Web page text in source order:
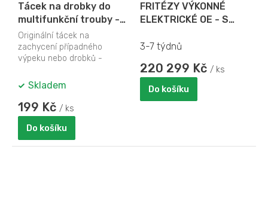
Tácek na drobky do
multifunkční trouby -
DOMO DO534FR-92
Originální tácek na
zachycení případného
výpeku nebo drobků -
horkovzdušné trouby a
Skladem
199 Kč / ks
Do košíku
FRITÉZY VÝKONNÉ
ELEKTRICKÉ OE - S
3-7 týdnů
220 299 Kč / ks
Do košíku